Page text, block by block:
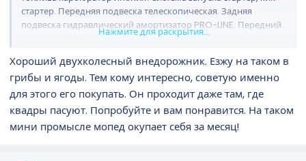
стартер. Передняя подвеска телескопическая. Задняя
подвеска гидравлический амортизатор PRO-LINE. Передний
тормоз дисковый гидравлический. Задний тормоз
Колеса, пер/зад - 2,75-17/3.00-17 (алюминиевые диски).
Протектор колеса кросс. Емкость бака 6 л. Вес 82 кг.
Кастомная LED-фара.
Нажмите для раскрытия...
Хороший двухколесный внедорожник. Езжу на таком в
грибы и ягоды. Тем кому интересно, советую именно
для этого его покупать. Он проходит даже там, где
квадры пасуют. Попробуйте и вам понравится. На таком
мини промысле мопед окупает себя за месяц!